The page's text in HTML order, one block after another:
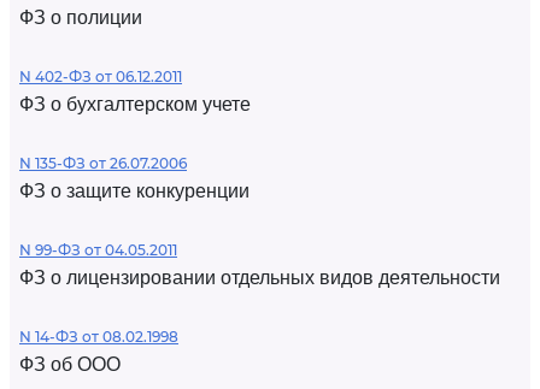
ФЗ о полиции
N 402-ФЗ от 06.12.2011
ФЗ о бухгалтерском учете
N 135-ФЗ от 26.07.2006
ФЗ о защите конкуренции
N 99-ФЗ от 04.05.2011
ФЗ о лицензировании отдельных видов деятельности
N 14-ФЗ от 08.02.1998
ФЗ об ООО